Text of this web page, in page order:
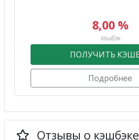
8,00 %
кэшбэк
ПОЛУЧИТЬ
Подробнее
Отзывы о кэшбэке